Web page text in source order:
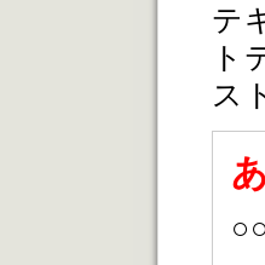
テ
ト
ス